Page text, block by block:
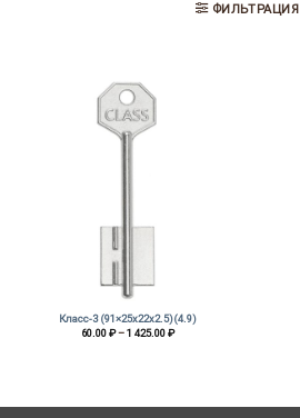
ФИЛЬТРАЦИЯ
Класс-3 (91×25х22х2.5)(4.9)
60.00₽ – 1 425.00₽Диапазон